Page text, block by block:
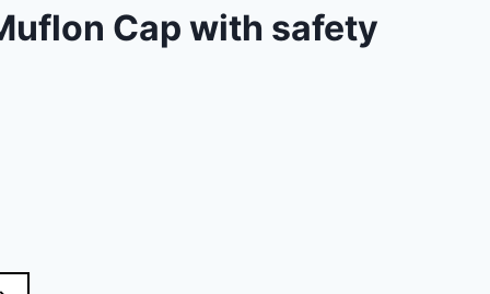
Cap with safety